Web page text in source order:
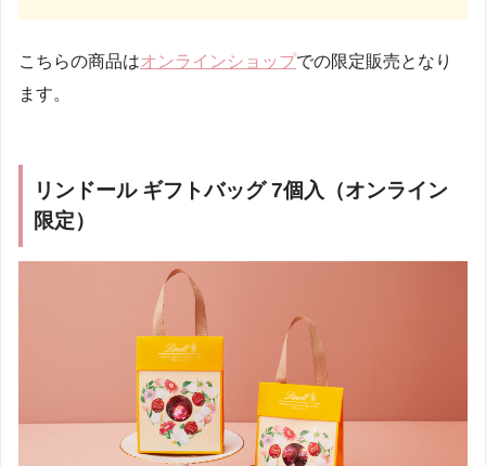
こちらの商品はオンラインショップでの限定販売となり
ます。
リンドール ギフトバッグ 7個入（オンライン
限定）